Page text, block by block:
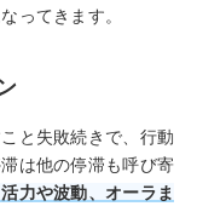
ってきます。
と失敗続きで、行動
は他の停滞も呼び寄
力や波動、オーラま